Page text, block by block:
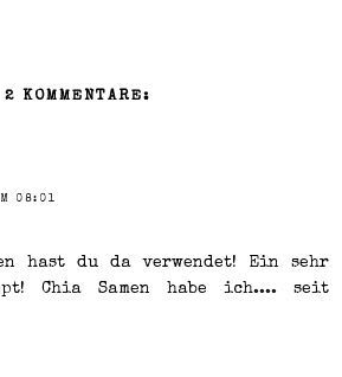
2 KOMMENTARE:
08:01
hast du da verwendet! Ein sehr
Chia Samen habe ich.... seit